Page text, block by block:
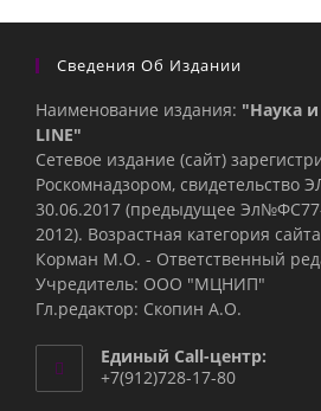
Сведения Об Издании
Наименование издания: "Наука
LINE"
Сетевое издание (сайт)
Роскомнадзором, свидетельство
30.06.2017 (предыдущее
2012). Возрастная категория
Корман М.О. - Ответственный
Учредитель: ООО "МЦНИП"
Гл.редактор: Скопин А.О.
Единый Call-центр:
+7(912)728-17-80